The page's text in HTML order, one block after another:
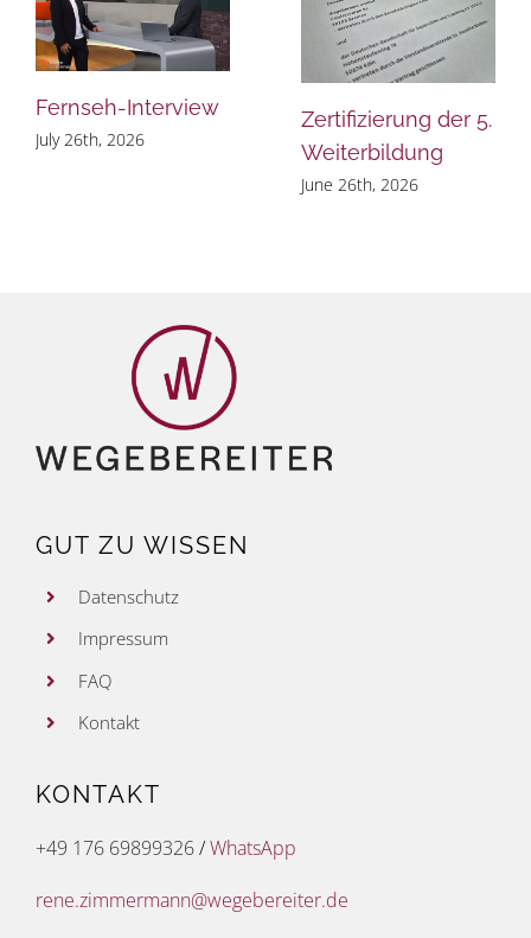
Fernseh-Interview
July 26th, 2026
Zertifizierung der 5.
Weiterbildung
June 26th, 2026
GUT ZU WISSEN
Datenschutz
Impressum
FAQ
Kontakt
KONTAKT
+49 176 69899326/WhatsApp
rene.zimmermann@wegebereiter.de